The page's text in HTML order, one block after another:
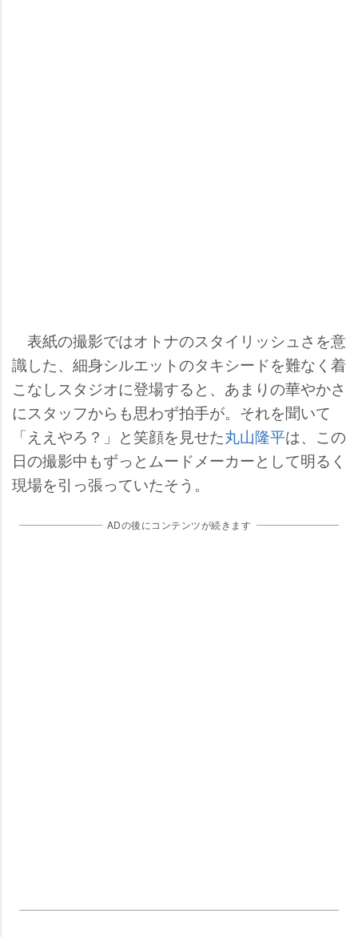
表紙の撮影ではオトナのスタイリッシュさを意
識した、細身シルエットのタキシードを難なく着
こなしスタジオに登場すると、あまりの華やかさ
にスタッフからも思わず拍手が。それを聞いて
「ええやろ？」と笑顔を見せた丸山隆平は、この
日の撮影中もずっとムードメーカーとして明るく
現場を引っ張っていたそう。
ADの後にコンテンツが続きます